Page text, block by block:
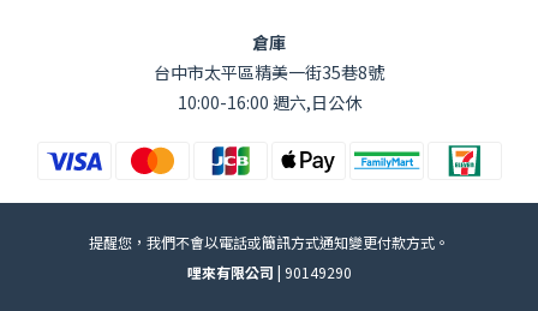
倉庫
台中市太平區精美一街35巷8號
10:00-16:00 週六,日公休
提醒您，我們不會以電話或簡訊方式通知變更付款方式。
哩來有限公司 | 90149290